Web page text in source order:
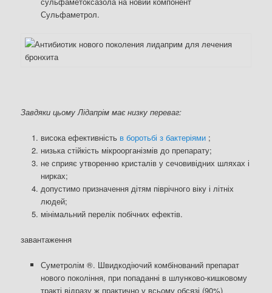
Сульфаметрол.
Завдяки цьому Лідапрім має низку переваг:
висока ефективність в боротьбі з бактеріями ;
низька стійкість мікроорганізмів до препарату;
не сприяє утворенню кристалів у сечовивідних шляхах і
нирках;
допустимо призначення дітям піврічного віку і літніх
людей;
мінімальний перелік побічних ефектів.
завантаження
Суметролім ®. Швидкодіючий комбінований препарат
нового покоління, при попаданні в шлунково-кишковому
тракті відразу ж практично у всьому обсязі (90%)